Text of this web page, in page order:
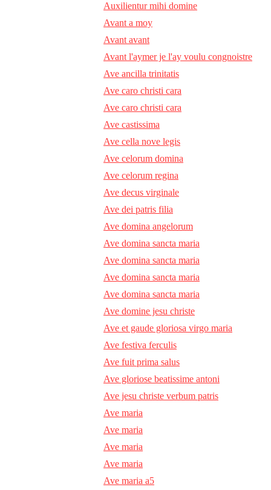
Auxilientur mihi domine
Avant a moy
Avant avant
Avant l'aymer je l'ay voulu congnoistre
Ave ancilla trinitatis
Ave caro christi cara
Ave caro christi cara
Ave castissima
Ave cella nove legis
Ave celorum domina
Ave celorum regina
Ave decus virginale
Ave dei patris filia
Ave domina angelorum
Ave domina sancta maria
Ave domina sancta maria
Ave domina sancta maria
Ave domina sancta maria
Ave domine jesu christe
Ave et gaude gloriosa virgo maria
Ave festiva ferculis
Ave fuit prima salus
Ave gloriose beatissime antoni
Ave jesu christe verbum patris
Ave maria
Ave maria
Ave maria
Ave maria
Ave maria a5